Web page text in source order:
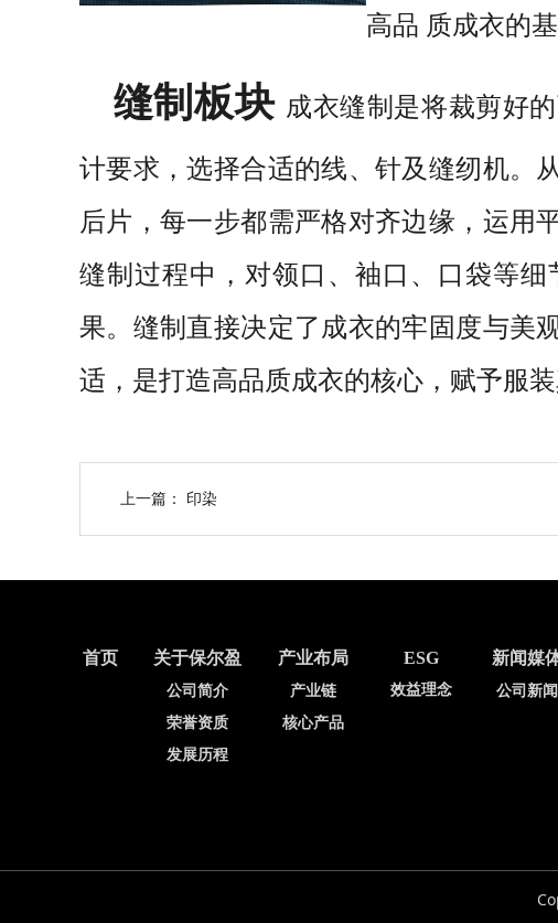
高品 质成衣的基
缝制板块 成衣缝制是将裁剪好
计要求，选择合适的线、针及缝纫机。
后片，每一步都需严格对齐边缘，运用
缝制过程中，对领口、袖口、
口袋等细
果。缝制直接决定了成衣的牢固度与美
适，是打造高品质成衣的核心，赋予服装
上一篇： 印染
首页 关于保尔盈
公司简介
荣誉资质
发展历程
产业布局
产业链
核心产品
ESG
效益理念
新闻媒
公司新闻